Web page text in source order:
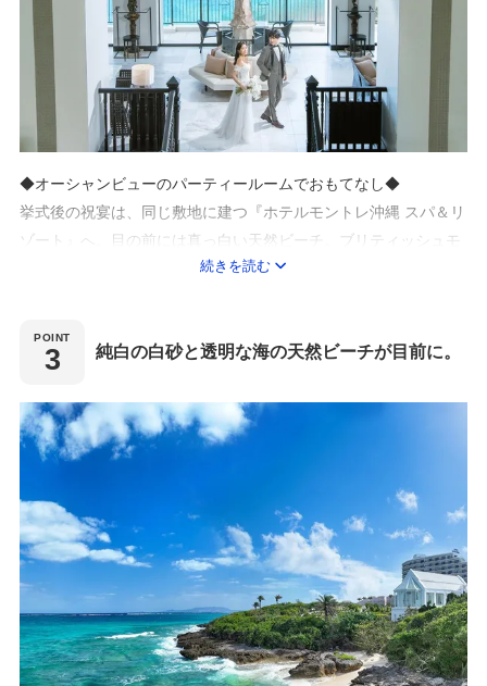
◆オーシャンビューのパーティールームでおもてなし◆
挙式後の祝宴は、同じ敷地に建つ『ホテルモントレ沖縄 スパ＆リ
ゾート』へ。目の前には真っ白い天然ビーチ。ブリティッシュモ
ダンがモチーフのラグジュアリーな外観が、青い海と空、緑の森
ホテル館内には、ステンドグラスや美しいランプが並ぶ廊下、海
の見える階段など撮影にぴったりなスポットが多くあります。ラ
グジュアリーな空間での撮影は、結婚式という1日の特別な時間
続きを読む
純白の白砂と透明な海の天然ビーチが目前に。